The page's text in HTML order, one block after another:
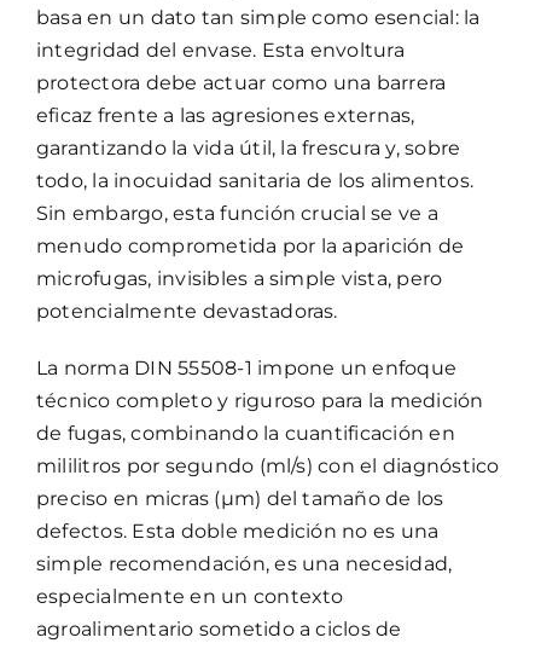
basa en un dato tan simple como esencial: la
integridad del envase. Esta envoltura
protectora debe actuar como una barrera
eficaz frente a las agresiones externas,
garantizando la vida útil, la frescura y, sobre
todo, la inocuidad sanitaria de los alimentos.
Sin embargo, esta función crucial se ve a
menudo comprometida por la aparición de
microfugas, invisibles a simple vista, pero
potencialmente devastadoras.
La norma DIN 55508-1 impone un enfoque
técnico completo y riguroso para la medición
de fugas, combinando la cuantificación en
mililitros por segundo (ml/s) con el diagnóstico
preciso en micras (µm) del tamaño de los
defectos. Esta doble medición no es una
simple recomendación, es una necesidad,
especialmente en un contexto
agroalimentario sometido a ciclos de